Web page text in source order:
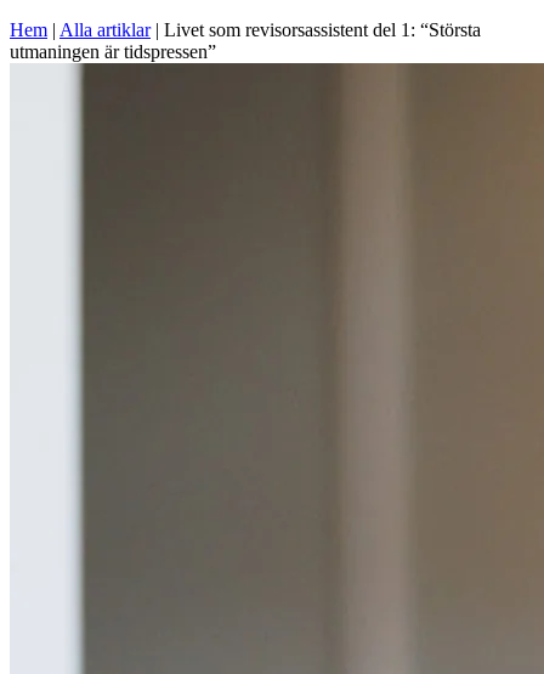
Hem | Alla artiklar| Livet som revisorsassistent del 1: “Största
utmaningen är tidspressen”